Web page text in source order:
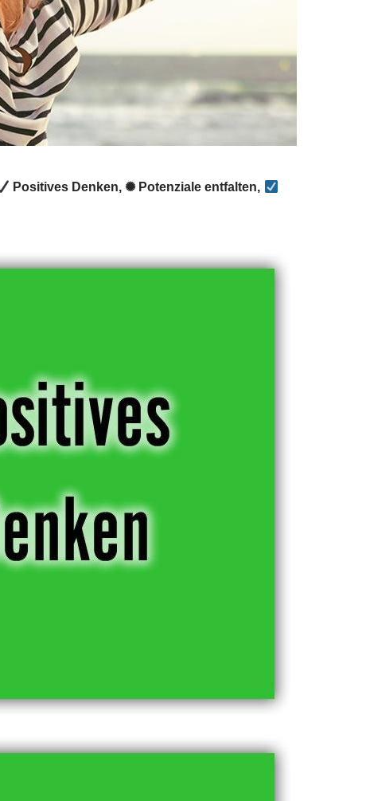
Positives Denken, ✺ Potenziale entfalten,